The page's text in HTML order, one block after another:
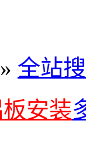
» 全站
安装